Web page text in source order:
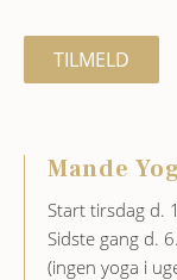
TILMELD
Mande
Start tirsdag d.
Sidste gang d.
(ingen yoga i